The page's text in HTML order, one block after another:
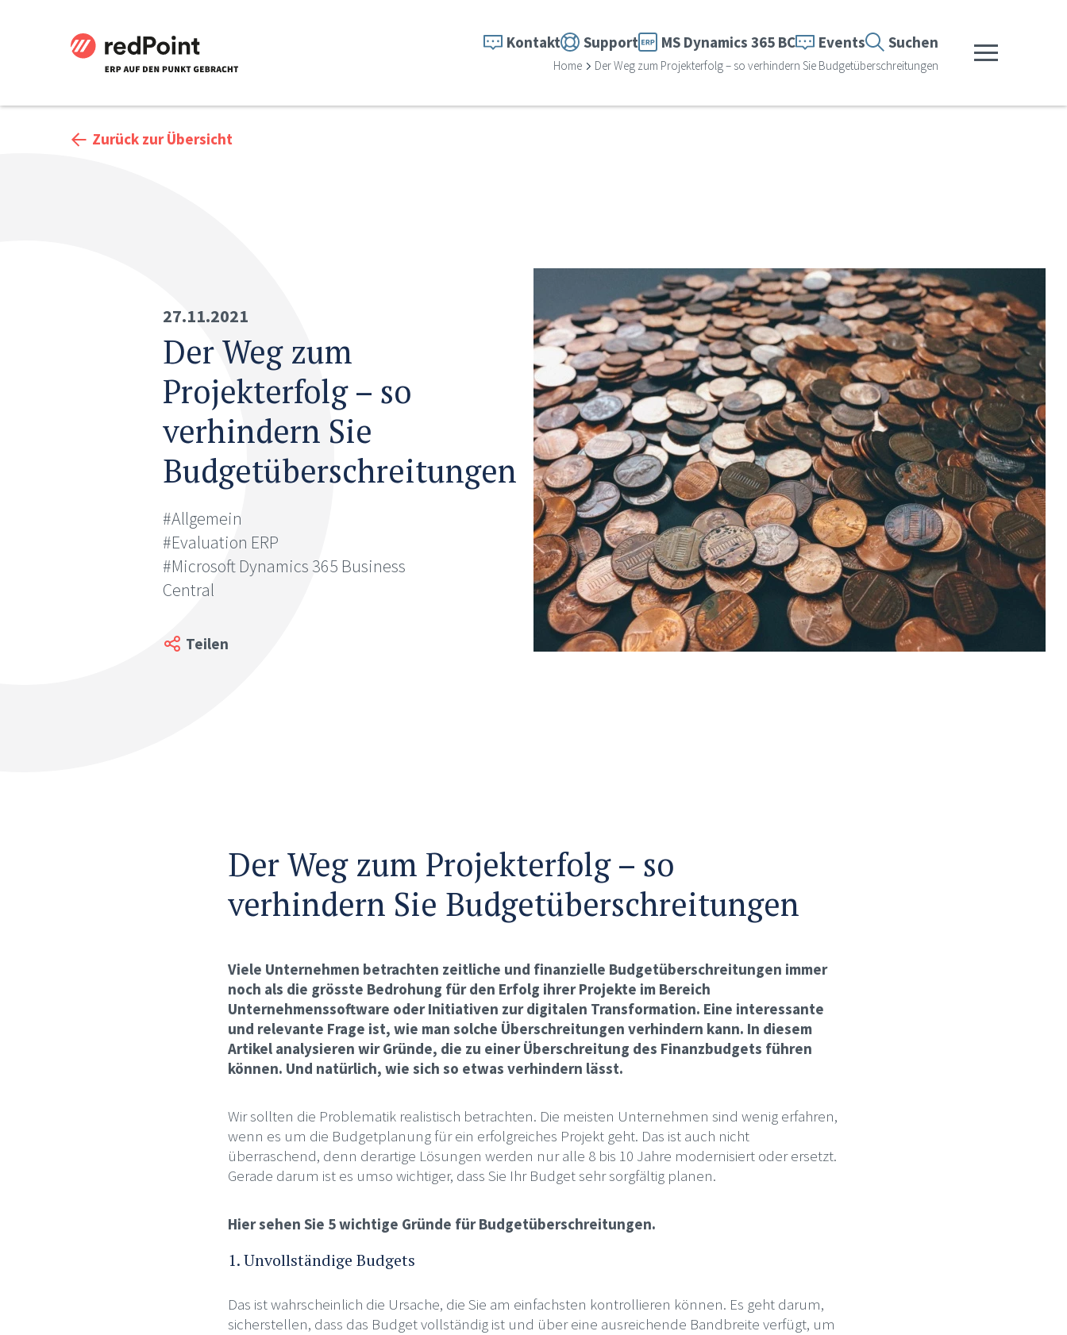
Kontakt Support MS Dynamics 365 BC Events Suchen
Home Der Weg zum Projekterfolg – so verhindern Sie Budgetüberschreitungen Menü
Zurück zur Übersicht
27.11.2021
Der Weg zum
Projekterfolg – so
verhindern Sie
Budgetüberschreitungen
#Allgemein
#Evaluation ERP
#Microsoft Dynamics 365 Business
Central
Teilen
Der Weg zum Projekterfolg – so
verhindern Sie Budgetüberschreitungen
Viele Unternehmen betrachten zeitliche und finanzielle Budgetüberschreitungen immer
noch als die grösste Bedrohung für den Erfolg ihrer Projekte im Bereich
Unternehmenssoftware oder Initiativen zur digitalen Transformation. Eine interessante
und relevante Frage ist, wie man solche Überschreitungen verhindern kann. In diesem
Artikel analysieren wir Gründe, die zu einer Überschreitung des Finanzbudgets führen
können. Und natürlich, wie sich so etwas verhindern lässt.
Wir sollten die Problematik realistisch betrachten. Die meisten Unternehmen sind wenig erfahren,
wenn es um die Budgetplanung für ein erfolgreiches Projekt geht. Das ist auch nicht
überraschend, denn derartige Lösungen werden nur alle 8 bis 10 Jahre modernisiert oder ersetzt.
Gerade darum ist es umso wichtiger, dass Sie Ihr Budget sehr sorgfältig planen.
Hier sehen Sie 5 wichtige Gründe für Budgetüberschreitungen.
1. Unvollständige Budgets
Das ist wahrscheinlich die Ursache, die Sie am einfachsten kontrollieren können. Es geht darum,
sicherstellen, dass das Budget vollständig ist und über eine ausreichende Bandbreite verfügt, um